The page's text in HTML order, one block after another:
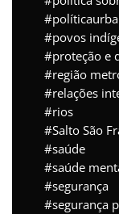
povos
proteção e
região
relações
rios
Salto São
saúde
saúde
segurança
segurança